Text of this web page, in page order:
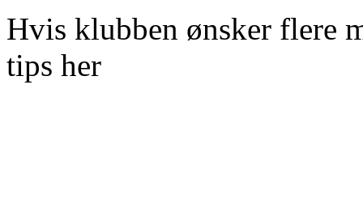
Hvis klubben ønsker flere
tips her